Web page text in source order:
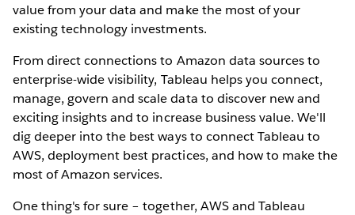
value from your data and make the most of your
existing technology investments.
From direct connections to Amazon data sources to
enterprise-wide visibility, Tableau helps you connect,
manage, govern and scale data to discover new and
exciting insights and to increase business value. We'll
dig deeper into the best ways to connect Tableau to
AWS, deployment best practices, and how to make the
most of Amazon services.
One thing's for sure – together, AWS and Tableau